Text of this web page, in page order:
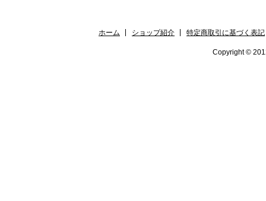
ホーム ショップ紹介 特定商取引に基づく表記
Copyright ©